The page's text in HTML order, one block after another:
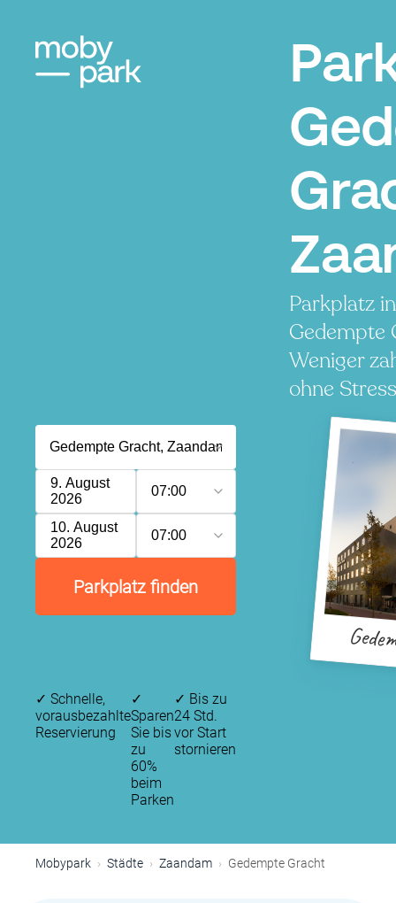
Parkplatz
Gedempte
Weniger
ohne
9. August
2026
07:00
10. August
2026
07:00
Parkplatz finden
✓ Schnelle,
vorausbezahlte
Reservierung
✓
Sparen
Sie bis
zu
60%
beim
Parken
✓ Bis zu
24 Std.
vor Start
stornieren
Mobypark Städte Zaandam Gedempte Gracht